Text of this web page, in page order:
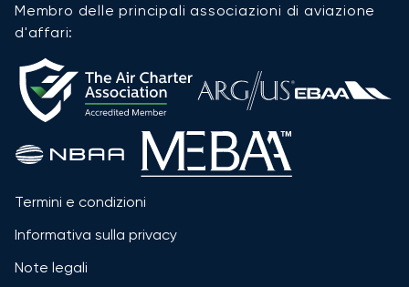
Membro delle principali associazioni di aviazione
d'affari:
Termini e condizioni
Informativa sulla privacy
Note legali